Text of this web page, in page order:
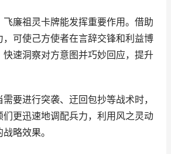
廉祖灵卡牌能发挥重要作用。借助
可使己方使者在言辞交锋和利益博
速洞察对方意图并巧妙回应，提升
要进行突袭、迂回包抄等战术时，
更迅速地调配兵力，利用风之灵动
略效果。